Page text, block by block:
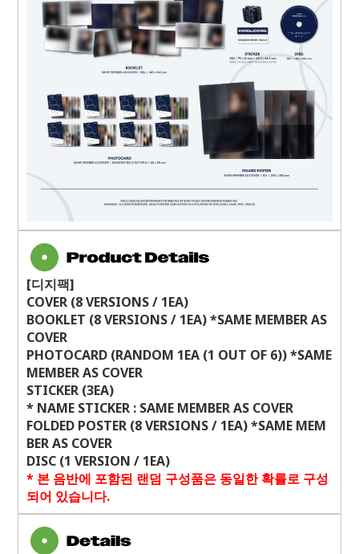
[디지팩]
COVER (8 VERSIONS / 1EA)
BOOKLET (8 VERSIONS / 1EA) *SAME MEMBER AS
COVER
PHOTOCARD (RANDOM 1EA (1 OUT OF 6)) *SAME
MEMBER AS COVER
STICKER (3EA)
* NAME STICKER : SAME MEMBER AS COVER
FOLDED POSTER (8 VERSIONS / 1EA) *SAME MEM
BER AS COVER
DISC (1 VERSION / 1EA)
* 본 음반에 포함된 랜덤 구성품은 동일한 확률로 구성
되어 있습니다.